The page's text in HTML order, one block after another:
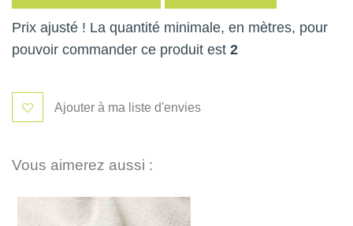
Prix ajusté ! La quantité minimale, en mètres, pour
pouvoir commander ce produit est 2
Ajouter à ma liste d'envies
Vous aimerez aussi :